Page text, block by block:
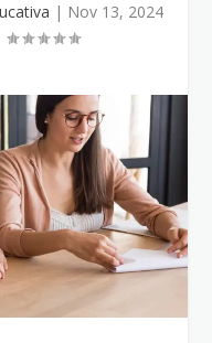
| Nov 13, 2024